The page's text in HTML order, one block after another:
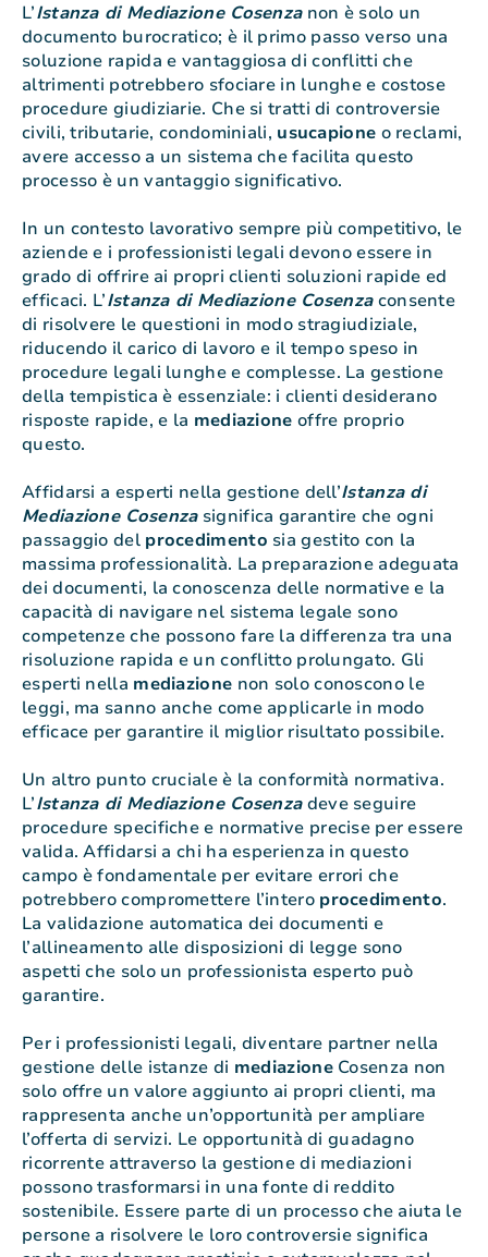
L’Istanza di Mediazione Cosenzanon è solo un
documento burocratico; è il primo passo verso una
soluzione rapida e vantaggiosa di conflitti che
altrimenti potrebbero sfociare in lunghe e costose
procedure giudiziarie. Che si tratti di controversie
civili, tributarie, condominiali, usucapione o reclami,
avere accesso a un sistema che facilita questo
processo è un vantaggio significativo.
In un contesto lavorativo sempre più competitivo, le
aziende e i professionisti legali devono essere in
grado di offrire ai propri clienti soluzioni rapide ed
efficaci. L’Istanza di Mediazione Cosenzaconsente
di risolvere le questioni in modo stragiudiziale,
riducendo il carico di lavoro e il tempo speso in
procedure legali lunghe e complesse. La gestione
della tempistica è essenziale: i clienti desiderano
risposte rapide, e la mediazione offre proprio
questo.
Affidarsi a esperti nella gestione dell’Istanza di
Mediazione Cosenzasignifica garantire che ogni
passaggio del procedimento sia gestito con la
massima professionalità. La preparazione adeguata
dei documenti, la conoscenza delle normative e la
capacità di navigare nel sistema legale sono
competenze che possono fare la differenza tra una
risoluzione rapida e un conflitto prolungato. Gli
esperti nella mediazione non solo conoscono le
leggi, ma sanno anche come applicarle in modo
efficace per garantire il miglior risultato possibile.
Un altro punto cruciale è la conformità normativa.
L’Istanza di Mediazione Cosenzadeve seguire
procedure specifiche e normative precise per essere
valida. Affidarsi a chi ha esperienza in questo
campo è fondamentale per evitare errori che
potrebbero compromettere l’intero procedimento.
La validazione automatica dei documenti e
l’allineamento alle disposizioni di legge sono
aspetti che solo un professionista esperto può
garantire.
Per i professionisti legali, diventare partner nella
gestione delle istanze di mediazioneCosenza non
solo offre un valore aggiunto ai propri clienti, ma
rappresenta anche un’opportunità per ampliare
l’offerta di servizi. Le opportunità di guadagno
ricorrente attraverso la gestione di mediazioni
possono trasformarsi in una fonte di reddito
sostenibile. Essere parte di un processo che aiuta le
persone a risolvere le loro controversie significa